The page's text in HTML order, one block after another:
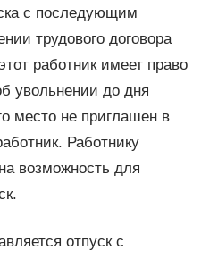
с последующим
трудового договора
работник имеет право
увольнении до дня
место не приглашен в
Работнику
возможность для
отпуск с